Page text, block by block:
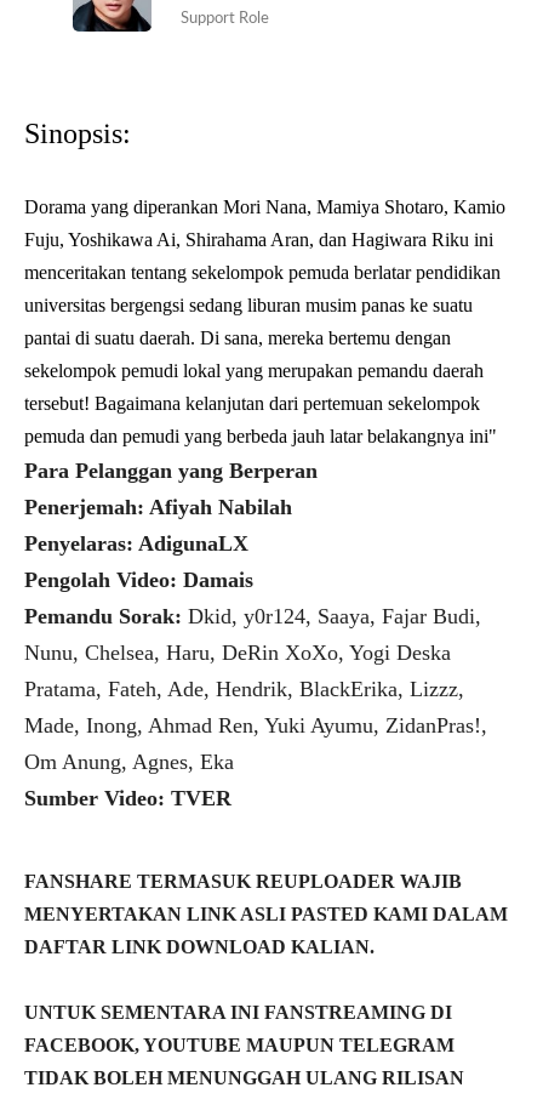
Support Role
Sinopsis:
Dorama yang diperankan Mori Nana, Mamiya Shotaro, Kamio
Fuju, Yoshikawa Ai, Shirahama Aran, dan Hagiwara Riku ini
menceritakan tentang sekelompok pemuda berlatar pendidikan
universitas bergengsi sedang liburan musim panas ke suatu
pantai di suatu daerah. Di sana, mereka bertemu dengan
sekelompok pemudi lokal yang merupakan pemandu daerah
tersebut! Bagaimana kelanjutan dari pertemuan sekelompok
pemuda dan pemudi yang berbeda jauh latar belakangnya ini"
Para Pelanggan yang Berperan
Penerjemah: Afiyah Nabilah
Penyelaras: AdigunaLX
Pengolah Video: Damais
Pemandu Sorak: Dkid, y0r124, Saaya, Fajar Budi,
Nunu, Chelsea, Haru, DeRin XoXo, Yogi Deska
Pratama, Fateh, Ade, Hendrik, BlackErika, Lizzz,
Made, Inong, Ahmad Ren, Yuki Ayumu, ZidanPras!,
Om Anung, Agnes, Eka
Sumber Video: TVER
FANSHARE TERMASUK REUPLOADER WAJIB
MENYERTAKAN LINK ASLI PASTED KAMI DALAM
DAFTAR LINK DOWNLOAD KALIAN.
UNTUK SEMENTARA INI FANSTREAMING DI
FACEBOOK, YOUTUBE MAUPUN TELEGRAM
TIDAK BOLEH MENUNGGAH ULANG RILISAN